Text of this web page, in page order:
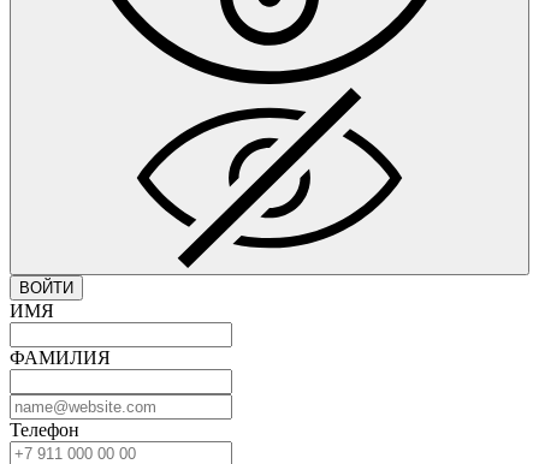
ВОЙТИ
ИМЯ
ФАМИЛИЯ
Телефон